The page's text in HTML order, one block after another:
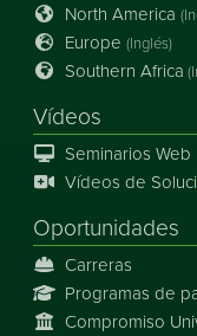
North America
Europe (Inglés)
Southern Africa
Vídeos
Seminarios Web
Vídeos de
Oportunidades
Carreras
Programas de
Compromiso